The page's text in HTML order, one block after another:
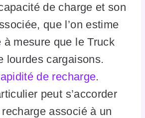
de charge et son
que l’on estime
à mesure que le Truck
lourdes cargaisons.
de recharge.
peut s’accorder
associé à un